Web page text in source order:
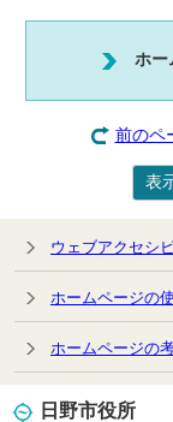
ホー
前のペ
表
ウェブアクセシ
ホームページの
ホームページの
日野市役所